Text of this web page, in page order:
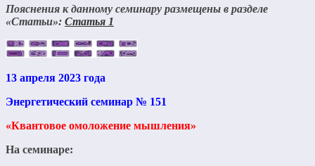
Пояснения к данному семинару размещены в разделе
«Статьи»: Статья 1
13 апреля 2023 года
Энергетический семинар № 151
«Квантовое омоложение мышления»
На семинаре: